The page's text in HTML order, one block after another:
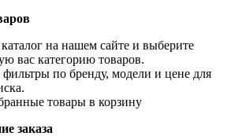
на нашем сайте и выберите
вас категорию товаров.
фильтры по бренду, модели и цене для
товары в корзину
заказа